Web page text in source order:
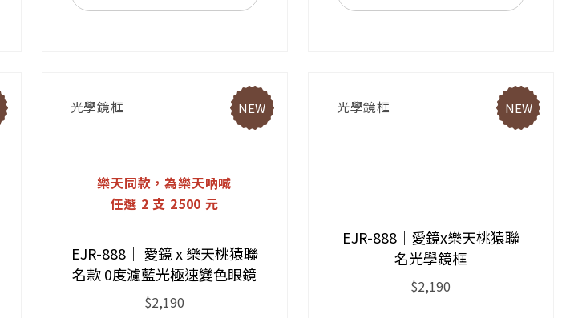
光學鏡框 NEW
樂天同款，為樂天吶喊
任選 2 支 2500 元
EJR-888｜ 愛鏡 x 樂天桃猿聯
名款 0度濾藍光極速變色眼鏡
$2,190
光學鏡框 NEW
EJR-888｜愛鏡x樂天桃猿聯
名光學鏡框
$2,190